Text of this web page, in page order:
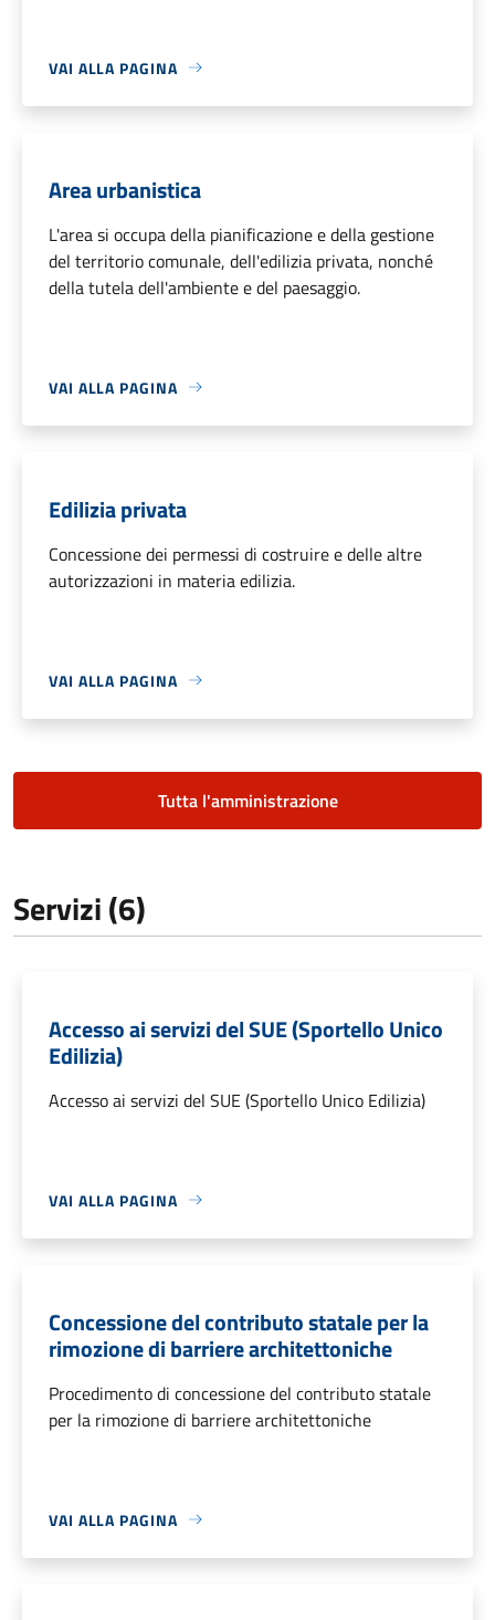
VAI ALLA PAGINA
Area urbanistica
L'area si occupa della pianificazione e della gestione
del territorio comunale, dell'edilizia privata, nonché
della tutela dell'ambiente e del paesaggio.
VAI ALLA PAGINA
Edilizia privata
Concessione dei permessi di costruire e delle altre
autorizzazioni in materia edilizia.
VAI ALLA PAGINA
Tutta l'amministrazione
Servizi (6)
Accesso ai servizi del SUE (Sportello Unico
Edilizia)
Accesso ai servizi del SUE (Sportello Unico Edilizia)
VAI ALLA PAGINA
Concessione del contributo statale per la
rimozione di barriere architettoniche
Procedimento di concessione del contributo statale
per la rimozione di barriere architettoniche
VAI ALLA PAGINA